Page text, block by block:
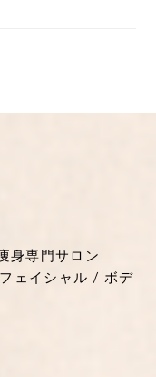
身専門サロン
ェイシャル / ボデ